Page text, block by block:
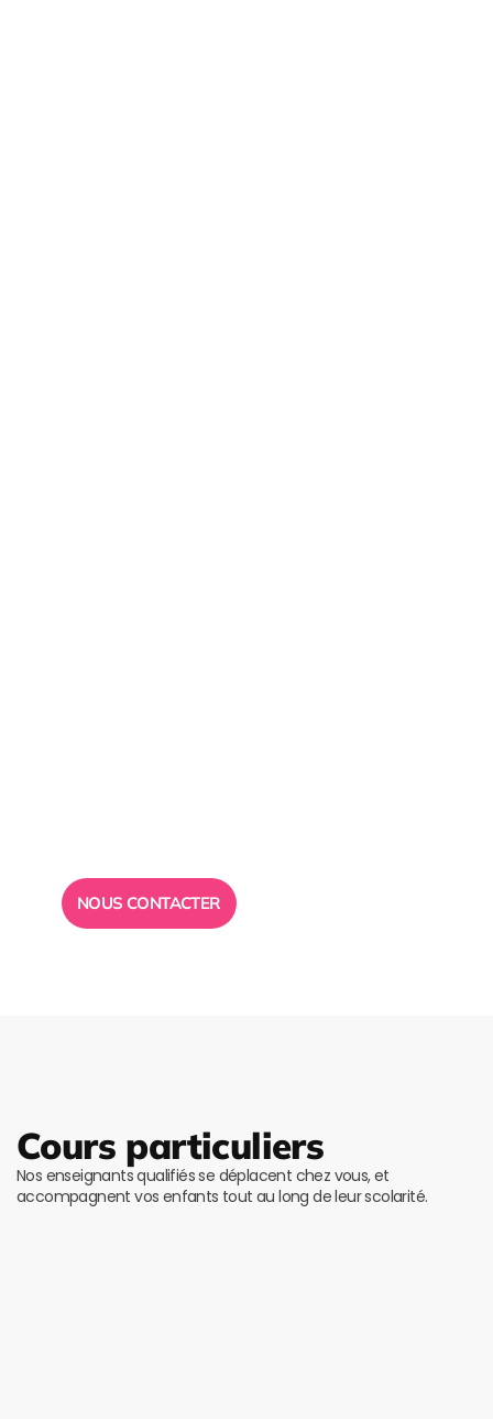
NOUS CONTACTER
Cours particuliers
Nos enseignants qualifiés se déplacent chez vous, et
accompagnent vos enfants tout au long de leur scolarité.